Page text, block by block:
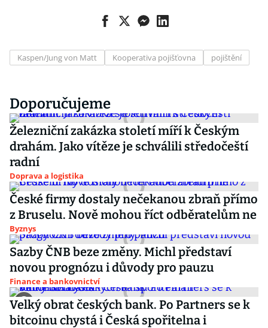
Kaspen/Jung von Matt Kooperativa pojišťovna pojištění
Doporučujeme
Železniční zakázka století míří k Českým
drahám. Jako vítěze je schválili středočeští
radní
Doprava a logistika
České firmy dostaly nečekanou zbraň přímo
z Bruselu. Nově mohou říct odběratelům ne
Byznys
Sazby ČNB beze změny. Michl představí
novou prognózu i důvody pro pauzu
Finance a bankovnictví
Velký obrat českých bank. Po Partners se k
bitcoinu chystá i Česká spořitelna i